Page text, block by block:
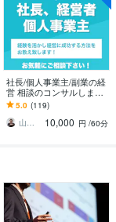
社長/個人事業主/副業の経
営 相談のコンサルします
プロの経営コンサルタン
トが年商10億→70億の経
験をお伝え！
5.0 (119)
山下 経営コンサル／コーチ
10,000 円 /60分